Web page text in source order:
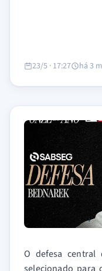
23/5 · 17:27 há 3
O defesa central